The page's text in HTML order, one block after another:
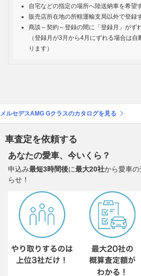
自宅などの指定の場所へ陸送納車を希望
販売店所在地の所轄運輸支局以外で登録
商談～契約～登録の間に「登録月」がず
（登録月が3月から4月にずれる場合は
ります）
メルセデスAMG Gクラスのカタログを見る
車査定を依頼する
あなたの愛車、今いくら？
申込み最短3時間後に最大20社から愛車
らせ！